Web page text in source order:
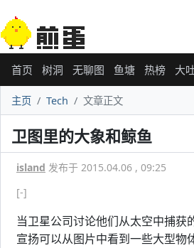
首页 树洞 无聊图 鱼塘 热榜 大
主页 Tech 文章正文
卫图里的大象和鲸鱼
island 发布于 2015.04.06 , 09:25
[-]
当卫星公司讨论他们从太空中捕获
宣扬可以从图片中看到一些大型物